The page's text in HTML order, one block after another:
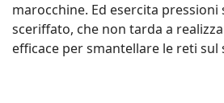
marocchine. Ed esercita
sceriffato, che non tarda a
efficace per smantellare le reti